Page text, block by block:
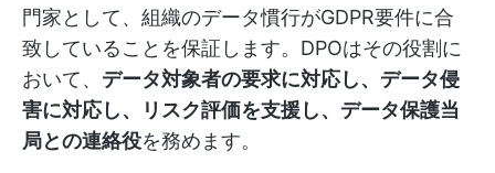
門家として、組織のデータ慣行がGDPR要件に合
致していることを保証します。DPOはその役割に
おいて、 データ対象者の要求に対応し、データ侵
害に対応し、リスク評価を支援し、データ保護当
局との連絡役を務めます。